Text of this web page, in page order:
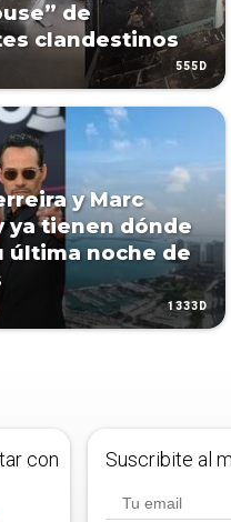
de
clandestinos
555D
y Marc
ya tienen dónde
última noche de
1333D
con
Suscribite al